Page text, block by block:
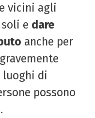
vicini agli
e dare
anche per
gravemente
luoghi di
possono